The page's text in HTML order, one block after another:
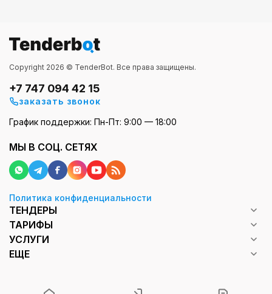
Copyright 2026 © TenderBot. Все права защищены.
+7 747 094 42 15
заказать звонок
График поддержки: Пн-Пт: 9:00 — 18:00
МЫ В СОЦ. СЕТЯХ
Политика конфиденциальности
ТЕНДЕРЫ
ТАРИФЫ
УСЛУГИ
ЕЩЕ